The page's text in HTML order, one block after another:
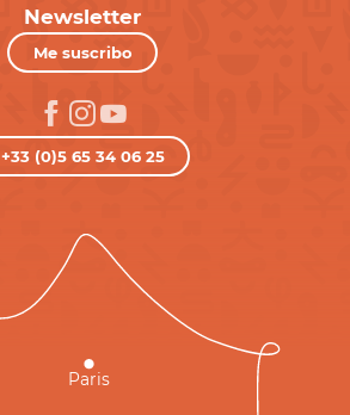
Newsletter
Me suscribo
+33 (0)5 65 34 06 25
Paris